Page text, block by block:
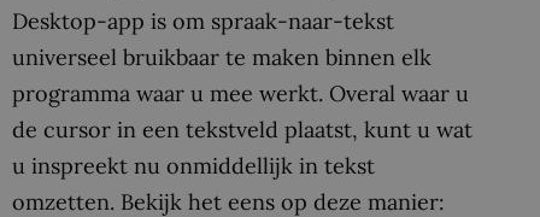
Desktop-app is om spraak-naar-tekst
universeel bruikbaar te maken binnen elk
programma waar u mee werkt. Overal waar u
de cursor in een tekstveld plaatst, kunt u wat
u inspreekt nu onmiddellijk in tekst
omzetten. Bekijk het eens op deze manier: